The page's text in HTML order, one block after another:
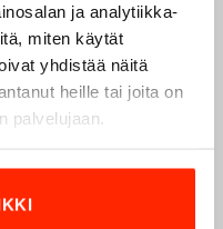
ja analytiikka-
miten käytät
yhdistää näitä
heille tai joita on
palvelujaan.vuodesta